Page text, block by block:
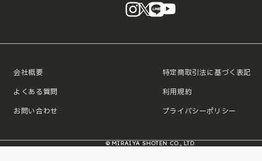
instagram
X LINE
会社概要
よくある質問
お問い合わせ
特定商取引法に基づく表記
利用規約
プライバシーポリシー
© MIRAIYA SHOTEN CO., LTD.